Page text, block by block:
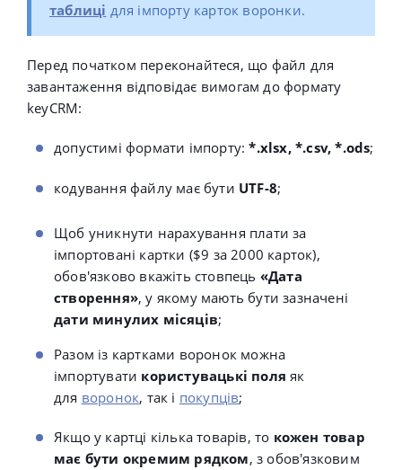
таблиці для імпорту карток воронки.
Перед початком переконайтеся, що файл для
завантаження відповідає вимогам до формату
keyCRM:
допустимі формати імпорту:*.xlsx, *.csv, *.ods;
кодування файлу має бути UTF-8;
Щоб уникнути нарахування плати за
імпортовані картки ($9 за 2000 карток),
обов'язково вкажіть стовпець «Дата
створення», у якому мають бути зазначені
дати минулих місяців;
Разом із картками воронок можна
імпортувати користувацькі поля як
для воронок, так і покупців;
Якщо у картці кілька товарів, то кожен товар
має бути окремим рядком, з обов'язковим